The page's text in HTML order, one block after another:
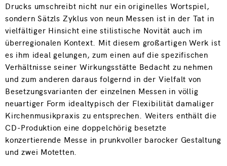
Drucks umschreibt nicht nur ein originelles Wortspiel,
sondern Sätzls Zyklus von neun Messen ist in der Tat in
vielfältiger Hinsicht eine stilistische Novität auch im
überregionalen Kontext. Mit diesem großartigen Werk ist
es ihm ideal gelungen, zum einen auf die spezifischen
Verhältnisse seiner Wirkungsstätte Bedacht zu nehmen
und zum anderen daraus folgernd in der Vielfalt von
Besetzungsvarianten der einzelnen Messen in völlig
neuartiger Form idealtypisch der Flexibilität damaliger
Kirchenmusikpraxis zu entsprechen. Weiters enthält die
CD-Produktion eine doppelchörig besetzte
konzertierende Messe in prunkvoller barocker Gestaltung
und zwei Motetten.